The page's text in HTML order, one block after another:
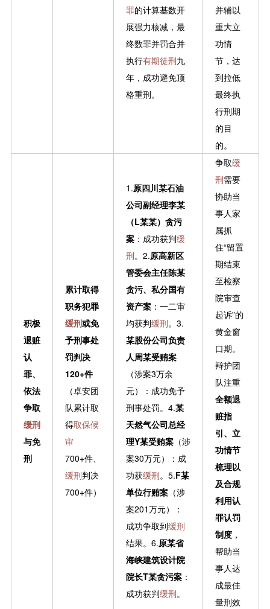
罪的计算基数开
展强力核减，最
终数罪并罚合并
执行有期徒刑九
年，成功避免顶
格重刑。
并辅以
重大立
功情
节，达
到拉低
最终执
行刑期
的目
的。
积极
退赃
认
罪、
依法
争取
缓刑
与免
刑
累计取得
职务犯罪
缓刑或免
予刑事处
罚判决
120+件
（卓安团
队累计取
得取保候
审
700+件、
缓刑判决
700+件）
1.原四川某石油
公司副经理李某
（L某某）贪污
案：成功获判缓
刑。2.原高新区
管委会主任陈某
贪污、私分国有
资产案：一二审
均获判缓刑。3.
某股份公司负责
人周某受贿案
（涉案3万余
元）：成功免予
刑事处罚。4.某
天然气公司总经
理Y某受贿案（涉
案30万元）：成
功获缓刑。5.F某
单位行贿案（涉
案201万元）：
成功争取到缓刑
结果。6.原某省
海峡建筑设计院
院长T某贪污案：
成功获判缓刑。
争取缓
刑需要
协助当
事人家
属抓
住“留置
期结束
至检察
院审查
起诉”的
黄金窗
口期。
辩护团
队注重
全额退
赃指
引、立
功情节
梳理以
及合规
利用认
罪认罚
制度，
帮助当
事人达
成最佳
量刑效